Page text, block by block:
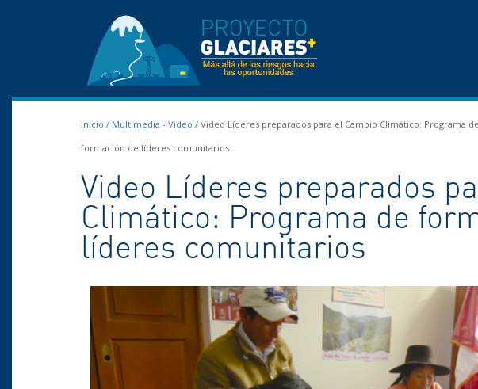
Inicio / Multimedia - Video / Video Líderes preparados para el Cambio Climático: Programa de
formación de líderes comunitarios
Video Líderes preparados
Climático: Programa de
líderes comunitarios